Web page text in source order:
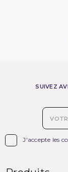
J'accepte les
SUIVEZ